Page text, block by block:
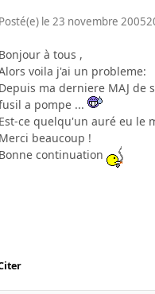
Posté(e) le 23 novembre 2005
Bonjour à tous ,
voila j'ai un probleme:
Depuis ma derniere MAJ de
a pompe ...
Est-ce quelqu'un auré eu le
Merci beaucoup !
Bonne continuation